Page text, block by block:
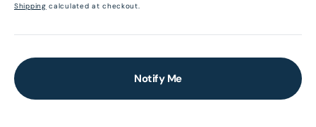
price
Shipping calculated at checkout.
Notify Me